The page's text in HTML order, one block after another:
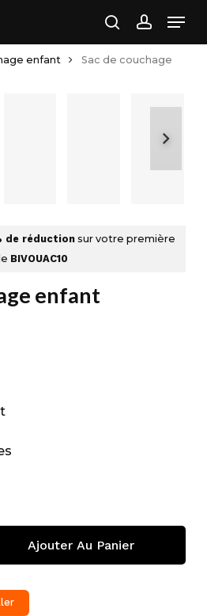
search
enfant
Sac de couchage
de réduction sur votre première
BIVOUAC10
enfant
Ajouter Au Panier